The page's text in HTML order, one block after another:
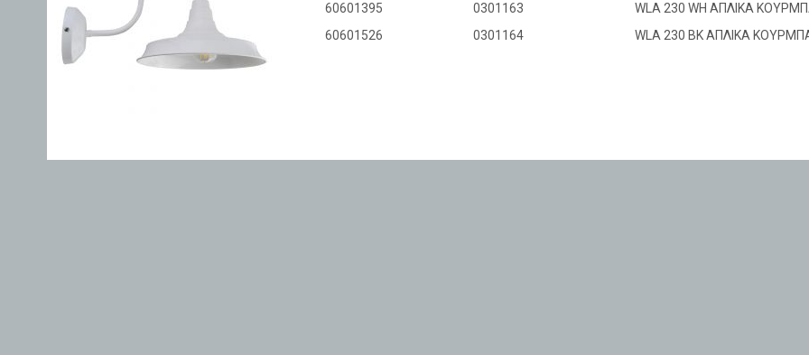
60601395 0301163
WLA 230 WH ΑΠΛΙΚΑ
60601526
0301164 WLA 230 BK ΑΠΛΙΚΑ